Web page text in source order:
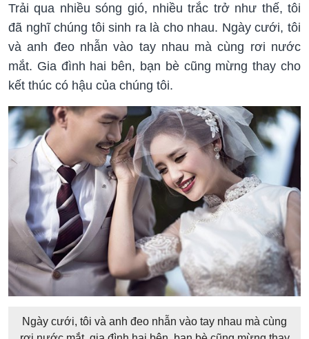
Trải qua nhiều sóng gió, nhiều trắc trở như thế, tôi
đã nghĩ chúng tôi sinh ra là cho nhau. Ngày cưới, tôi
và anh đeo nhẫn vào tay nhau mà cùng rơi nước
mắt. Gia đình hai bên, bạn bè cũng mừng thay cho
kết thúc có hậu của chúng tôi.
Ngày cưới, tôi và anh đeo nhẫn vào tay nhau mà cùng